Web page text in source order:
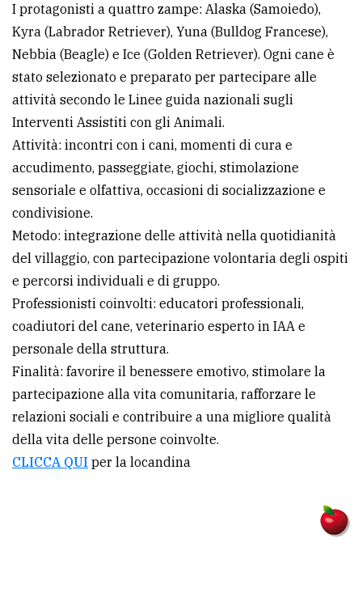
I protagonisti a quattro zampe: Alaska (Samoiedo),
Kyra (Labrador Retriever), Yuna (Bulldog Francese),
Nebbia (Beagle) e Ice (Golden Retriever). Ogni cane è
stato selezionato e preparato per partecipare alle
attività secondo le Linee guida nazionali sugli
Interventi Assistiti con gli Animali.
Attività: incontri con i cani, momenti di cura e
accudimento, passeggiate, giochi, stimolazione
sensoriale e olfattiva, occasioni di socializzazione e
condivisione.
Metodo: integrazione delle attività nella quotidianità
del villaggio, con partecipazione volontaria degli ospiti
e percorsi individuali e di gruppo.
Professionisti coinvolti: educatori professionali,
coadiutori del cane, veterinario esperto in IAA e
personale della struttura.
Finalità: favorire il benessere emotivo, stimolare la
partecipazione alla vita comunitaria, rafforzare le
relazioni sociali e contribuire a una migliore qualità
della vita delle persone coinvolte.
CLICCA QUI per la locandina